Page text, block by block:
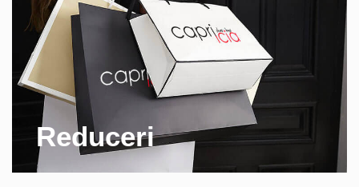
Reduceri